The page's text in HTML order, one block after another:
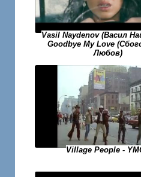
Vasil Naydenov (Васил
Goodbye My Love
Любов)
Village People -